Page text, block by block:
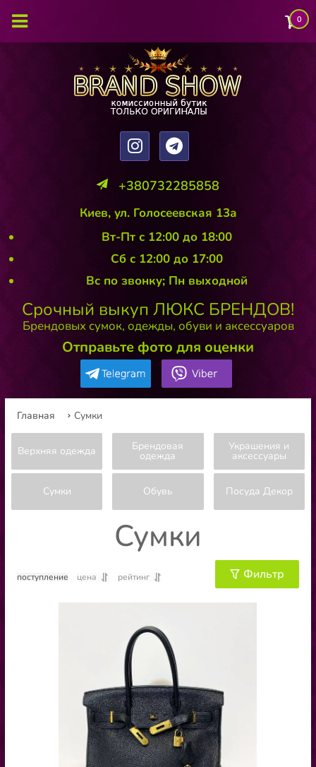
0
+380732285858
Киев, ул. Голосеевская 13а
Вт-Пт с 12:00 до 18:00
Сб с 12:00 до 17:00
Вс по звонку; Пн выходной
Срочный выкуп ЛЮКС БРЕНДОВ!
Брендовых сумок, одежды, обуви и аксессуаров
Отправьте фото для оценки
Главная Сумки
Верхняя одежда Брендовая
одежда
Украшения и
аксессуары
Сумки Обувь Посуда Декор
Сумки
поступление цена рейтинг Фильтр